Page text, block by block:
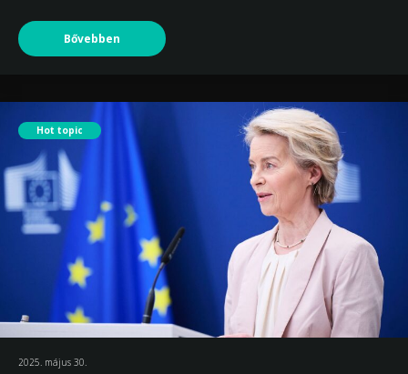
Bővebben
Hot topic
2025. május 30.